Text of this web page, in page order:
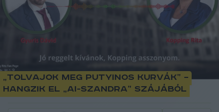
„Tolvajok meg putyinos kurvák” –
hangzik el „AI-Szandra” szájából